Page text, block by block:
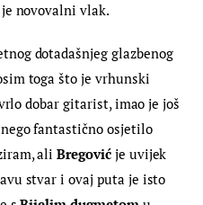
novovalni vlak.
dotadašnjeg glazbenog
toga što je vrhunski
dobar gitarist, imao je još
fantastično osjetilo
ali Bregović je uvijek
stvar i ovaj puta je isto